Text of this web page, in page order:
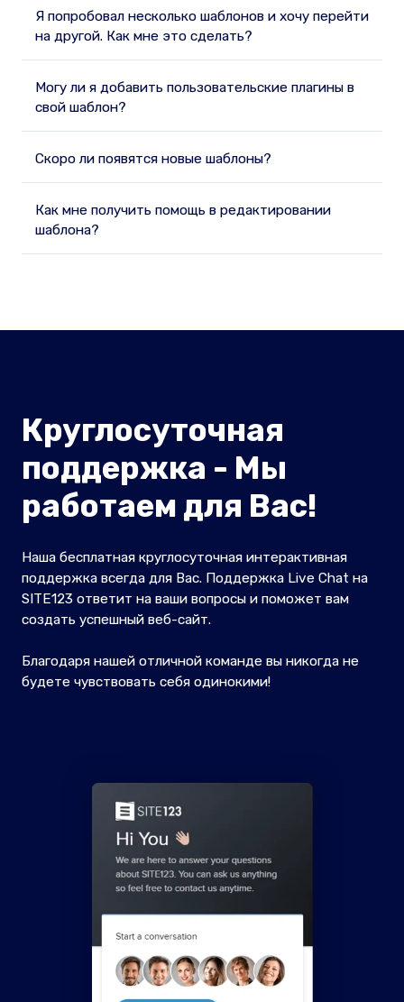
Я попробовал несколько шаблонов и хочу перейти
на другой. Как мне это сделать?
Могу ли я добавить пользовательские плагины в
свой шаблон?
Скоро ли появятся новые шаблоны?
Как мне получить помощь в редактировании
шаблона?
Круглосуточная
поддержка - Мы
работаем для Вас!
Наша бесплатная круглосуточная интерактивная
поддержка всегда для Вас. Поддержка Live Chat на
SITE123 ответит на ваши вопросы и поможет вам
создать успешный веб-сайт.
Благодаря нашей отличной команде вы никогда не
будете чувствовать себя одинокими!